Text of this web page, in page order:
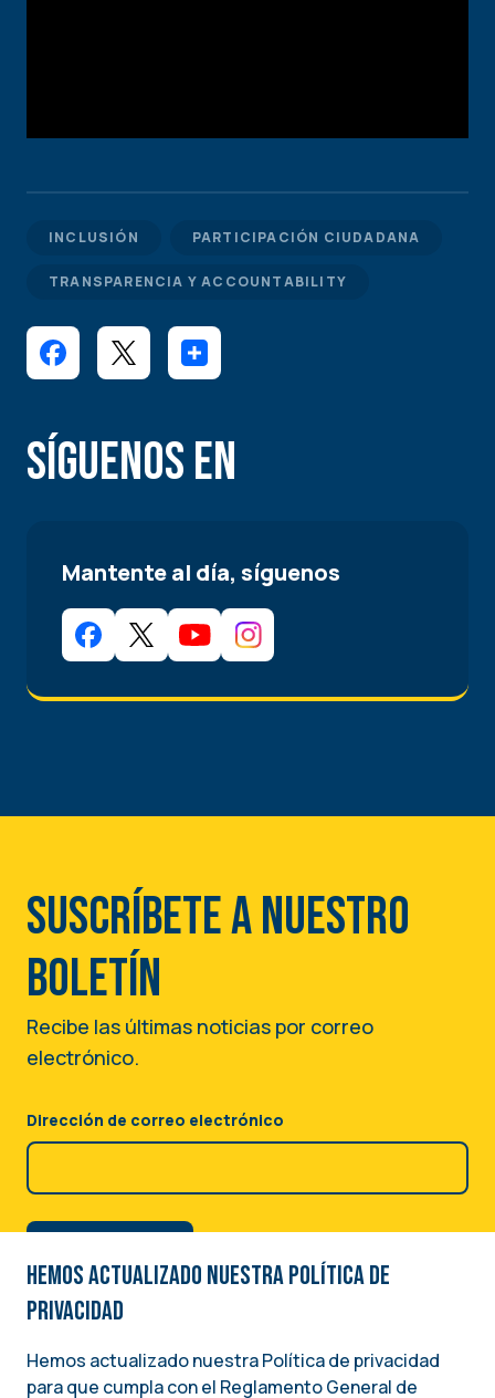
INCLUSIÓN PARTICIPACIÓN CIUDADANA
TRANSPARENCIA Y ACCOUNTABILITY
Síguenos en
Mantente al día, síguenos
Suscríbete a nuestro
boletín
Recibe las últimas noticias por correo
electrónico.
Dirección de correo electrónico
Hemos actualizado nuestra Política de
privacidad
Hemos actualizado nuestra Política de privacidad
para que cumpla con el Reglamento General de